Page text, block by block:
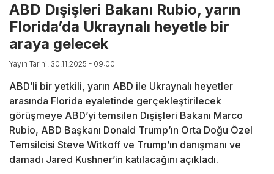
ABD Dışişleri Bakanı Rubio, yarın
Florida’da Ukraynalı heyetle bir
araya gelecek
Yayın Tarihi: 30.11.2025 - 09:00
ABD’li bir yetkili, yarın ABD ile Ukraynalı heyetler
arasında Florida eyaletinde gerçekleştirilecek
görüşmeye ABD’yi temsilen Dışişleri Bakanı Marco
Rubio, ABD Başkanı Donald Trump’ın Orta Doğu Özel
Temsilcisi Steve Witkoff ve Trump’ın danışmanı ve
damadı Jared Kushner’in katılacağını açıkladı.